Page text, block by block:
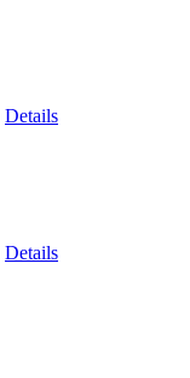
Details
Details